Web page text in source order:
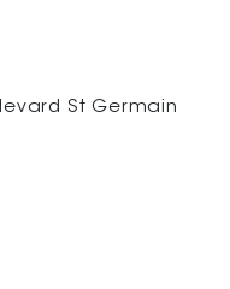
St Germain